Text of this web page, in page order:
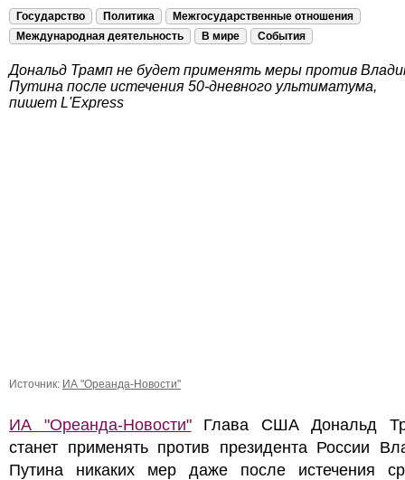
Государство Политика
Межгосударственные отношения
Международная деятельность
В мире События
Дональд Трамп не будет применять меры против
Путина после истечения 50-дневного ультиматума,
пишет L'Express
Источник: ИА "Ореанда-Новости"
ИА "Ореанда-Новости"Глава США Дональд
станет применять против президента России
Путина никаких мер даже после истечения